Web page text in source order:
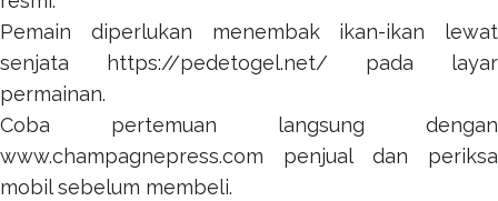
Pemain diperlukan menembak ikan-ikan lewat
senjata
https://pedetogel.net/ pada layar
permainan.
Coba pertemuan langsung dengan
www.champagnepress.com penjual dan periksa
mobil sebelum membeli.